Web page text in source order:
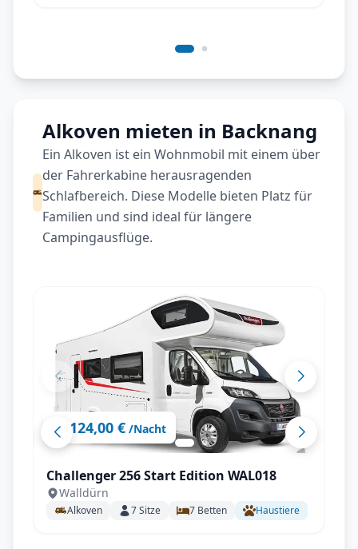
Alkoven mieten in Backnang
Ein Alkoven ist ein Wohnmobil mit einem über
der Fahrerkabine herausragenden
Schlafbereich. Diese Modelle bieten Platz für
Familien und sind ideal für längere
Campingausflüge.
ab 124,00 € /Nacht
Challenger 256 Start Edition WAL018
Walldürn
Alkoven 7Sitze 7 Betten Haustiere